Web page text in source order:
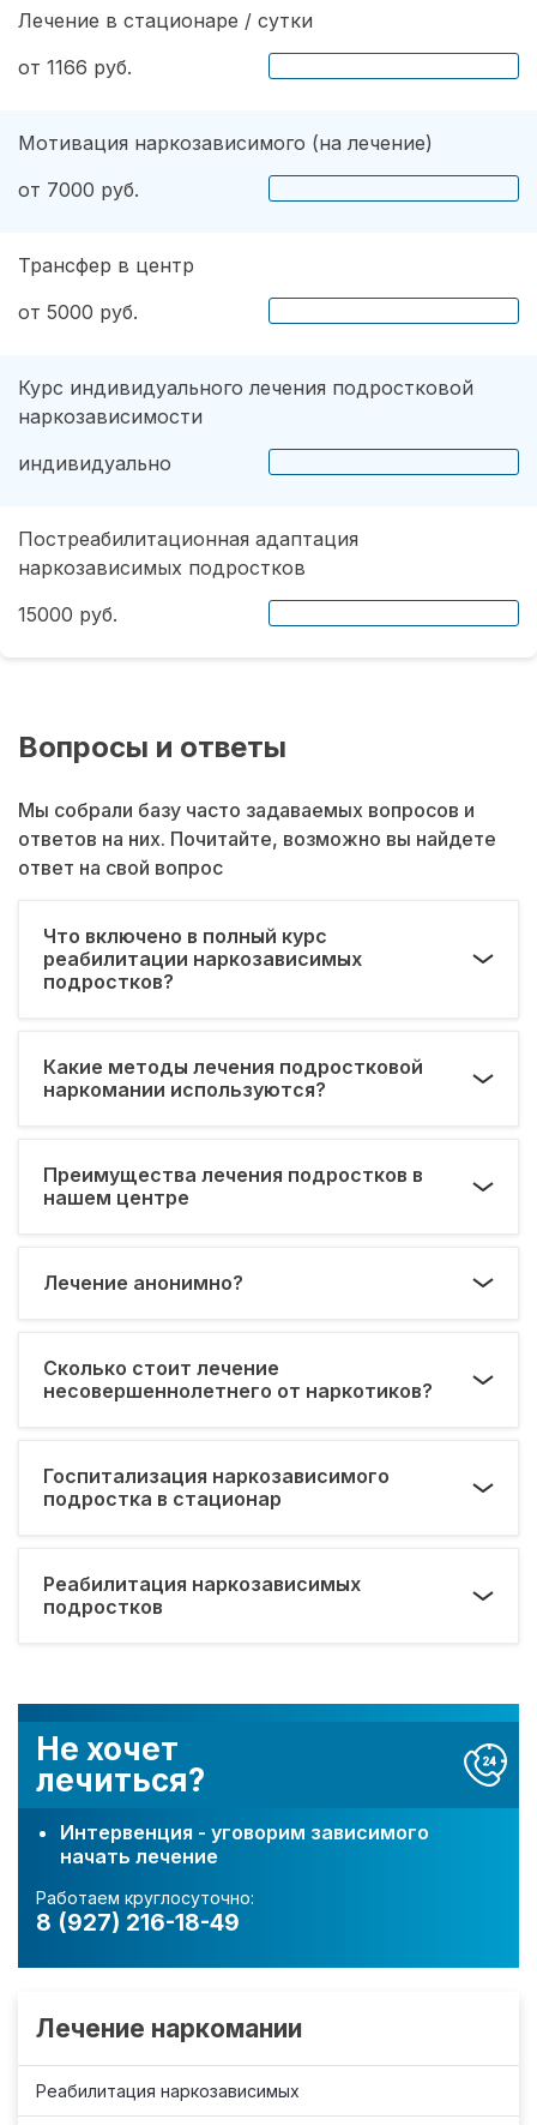
Не хочет
лечиться?
Интервенция - уговорим зависимого
начать лечение
Работаем круглосуточно:
8 (927) 216-18-49
Лечение наркомании
Реабилитация наркозависимых
Лечение в стационаре / сутки
от 1166 руб.
Мотивация наркозависимого (на лечение)
от 7000 руб.
Трансфер в центр
от 5000 руб.
Курс индивидуального лечения подростковой
наркозависимости
индивидуально
Постреабилитационная адаптация
наркозависимых подростков
15000 руб.
Вопросы и ответы
Мы собрали базу часто задаваемых вопросов и
ответов на них. Почитайте, возможно вы найдете
ответ на свой вопрос
Что включено в полный курс
реабилитации наркозависимых
подростков?
Какие методы лечения подростковой
наркомании используются?
Преимущества лечения подростков в
нашем центре
Лечение анонимно?
Сколько стоит лечение
несовершеннолетнего от наркотиков?
Госпитализация наркозависимого
подростка в стационар
Реабилитация наркозависимых
подростков